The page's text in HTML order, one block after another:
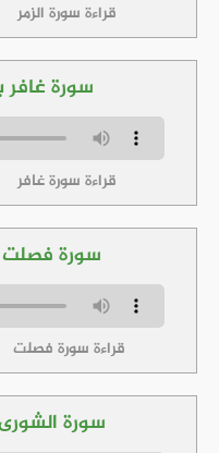
قراءة سورة الزمر
سورة غافر
قراءة سورة غافر
سورة فصلت
قراءة سورة فصلت
سورة